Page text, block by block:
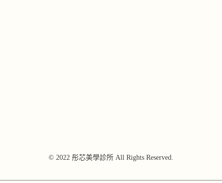
© 2022 彤芯美學診所 All Rights Reserved.